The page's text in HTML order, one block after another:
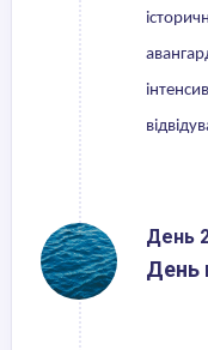
День
День